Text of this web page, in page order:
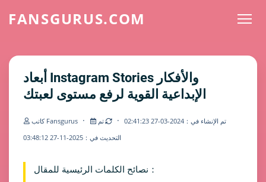
FANSGURUS.COM
أبعاد Instagram Stories والأفكار
الإبداعية القوية لرفع مستوى لعبتك
كاتب Fansgurus · تم الإنشاء في：2024-03-27 02:41:23 ·
تم
التحديث في：2025-11-27 03:48:12
نصائح الكلمات الرئيسية للمقال：